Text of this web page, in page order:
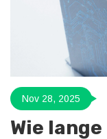
Nov 28, 2025
Wie